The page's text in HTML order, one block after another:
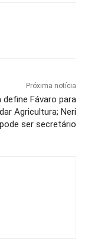
Próxima notícia
define Fávaro para
Agricultura; Neri
pode ser secretário